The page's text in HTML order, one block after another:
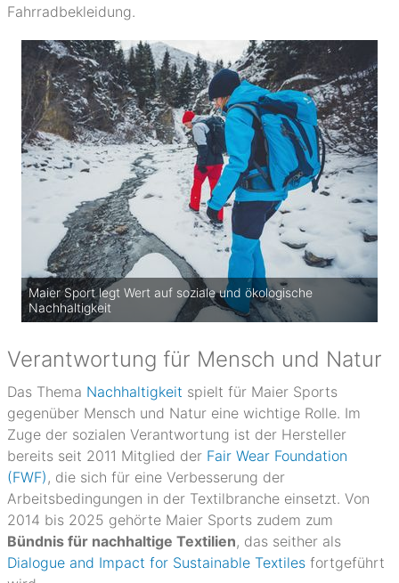
Fahrradbekleidung.
Maier Sport legt Wert auf soziale und ökologische
Nachhaltigkeit
Verantwortung für Mensch und Natur
Das Thema Nachhaltigkeit spielt für Maier Sports
gegenüber Mensch und Natur eine wichtige Rolle. Im
Zuge der sozialen Verantwortung ist der Hersteller
bereits seit 2011 Mitglied der Fair Wear Foundation
(FWF), die sich für eine Verbesserung der
Arbeitsbedingungen in der Textilbranche einsetzt. Von
2014 bis 2025 gehörte Maier Sports zudem zum
Bündnis für nachhaltige Textilien, das seither als
Dialogue and Impact for Sustainable Textiles fortgeführt